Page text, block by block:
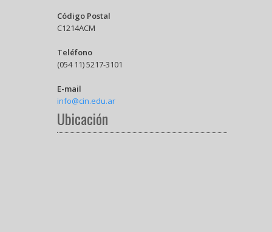
Código Postal
C1214ACM
Teléfono
(054 11) 5217-3101
E-mail
info@cin.edu.ar
Ubicación